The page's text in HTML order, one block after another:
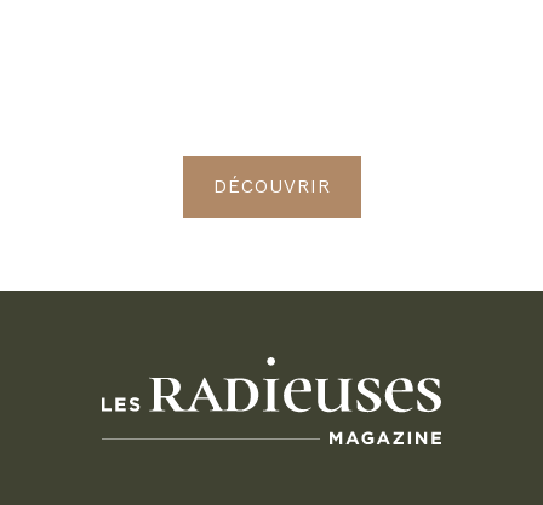
DÉCOUVRIR